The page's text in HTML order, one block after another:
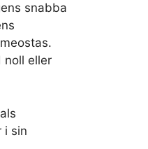
snabba
noll eller
i sin